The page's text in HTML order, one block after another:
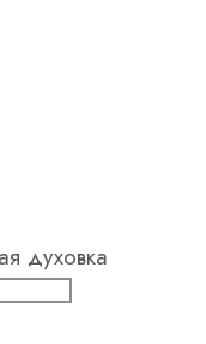
духовка